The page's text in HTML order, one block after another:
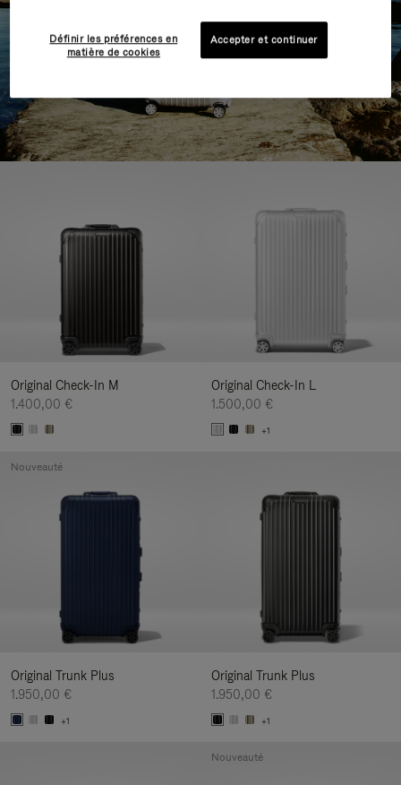
Original Check-In M
1.400,00 €
Original Check-In L
1.500,00 €
+1
Original Trunk Plus
1.950,00 €
+1
Nouveauté
Original Trunk Plus
1.950,00 €
+1
Nouveauté
Définir les préférences en
matière de cookies
Accepter et continuer